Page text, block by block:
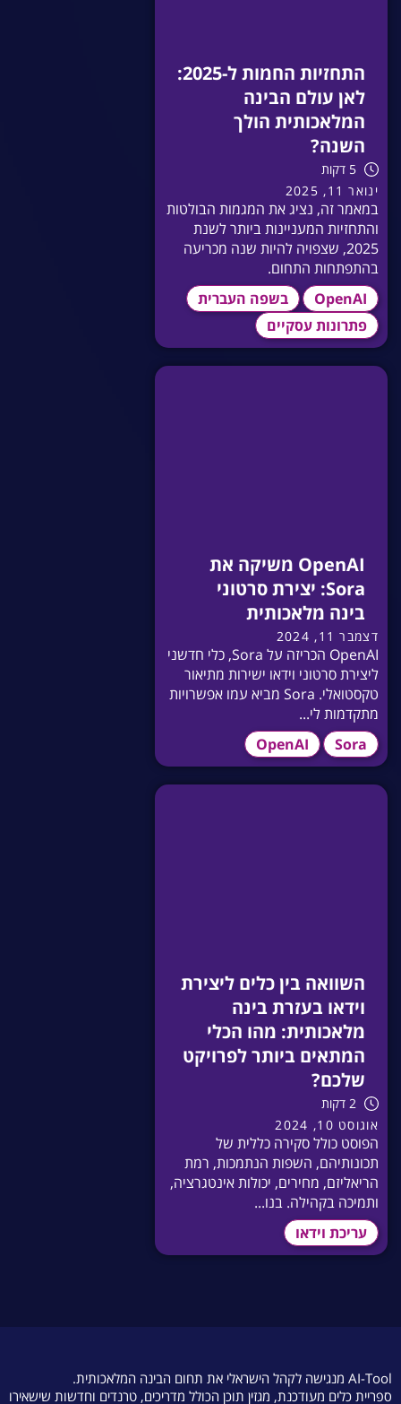
התחזיות החמות ל-2025:
לאן עולם הבינה
המלאכותית הולך
השנה?
5 דקות
ינואר 11, 2025
במאמר זה, נציג את המגמות הבולטות
והתחזיות המעניינות ביותר לשנת
2025, שצפויה להיות שנה מכריעה
בהתפתחות התחום.
OpenAI
בשפה העברית
פתרונות עסקיים
OpenAI משיקה את
Sora: יצירת סרטוני
בינה מלאכותית
דצמבר 11, 2024
OpenAI הכריזה על Sora, כלי חדשני
ליצירת סרטוני וידאו ישירות מתיאור
טקסטואלי. Sora מביא עמו אפשרויות
מתקדמות לי...
Sora
OpenAI
השוואה בין כלים ליצירת
וידאו בעזרת בינה
מלאכותית: מהו הכלי
המתאים ביותר לפרויקט
שלכם?
2 דקות
אוגוסט 10, 2024
הפוסט כולל סקירה כללית של
תכונותיהם, השפות הנתמכות, רמת
הריאליזם, מחירים, יכולות אינטגרציה,
ותמיכה בקהילה. בנו...
עריכת וידאו
AI-Tool מנגישה לקהל הישראלי את תחום הבינה המלאכותית.
ספריית כלים מעודכנת, מגזין תוכן הכולל מדריכים, טרנדים וחדשות שישאירו